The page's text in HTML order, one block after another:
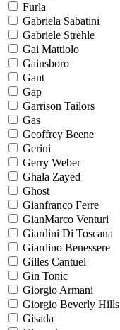
Furla
Gabriela Sabatini
Gabriele Strehle
Gai Mattiolo
Gainsboro
Gant
Gap
Garrison Tailors
Gas
Geoffrey Beene
Gerini
Gerry Weber
Ghala Zayed
Ghost
Gianfranco Ferre
GianMarco Venturi
Giardini Di Toscana
Giardino Benessere
Gilles Cantuel
Gin Tonic
Giorgio Armani
Giorgio Beverly Hills
Gisada